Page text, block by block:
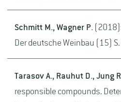
Schmitt M., Wagner P.
Der deutsche Weinbau (15)
Tarasov A., Rauhut D., Jung
responsible compounds.